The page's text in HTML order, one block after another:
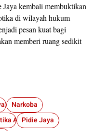
Jaya kembali membuktikan
di wilayah hukum
pesan kuat bagi
memberi ruang sedikit
Narkoba
AcehPidie Jaya